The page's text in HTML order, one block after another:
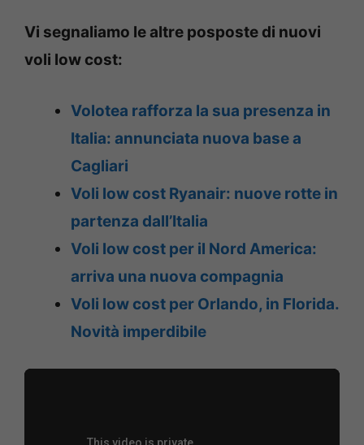
Vi segnaliamo le altre posposte di nuovi
voli low cost:
Volotea rafforza la sua presenza in
Italia: annunciata nuova base a
Cagliari
Voli low cost Ryanair: nuove rotte in
partenza dall’Italia
Voli low cost per il Nord America:
arriva una nuova compagnia
Voli low cost per Orlando, in Florida.
Novità imperdibile